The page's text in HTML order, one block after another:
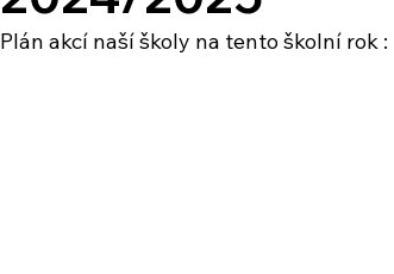
Plán akcí naší školy na tento školní rok :